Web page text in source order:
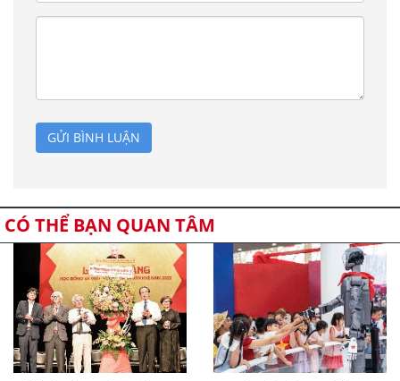
GỬI BÌNH LUẬN
CÓ THỂ BẠN QUAN TÂM